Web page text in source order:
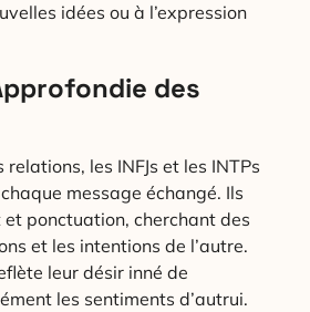
idées ou à l’expression
des
les INFJs et les INTPs
message échangé. Ils
ponctuation, cherchant des
et les intentions de l’autre.
leur désir inné de
les sentiments d’autrui.